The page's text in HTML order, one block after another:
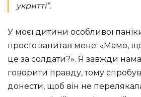
укритті”.
У моєї дитини особливої
просто запитав мене: «Мамо,
це за солдати?». Я завжди
говорити правду, тому
донести, щоб він не